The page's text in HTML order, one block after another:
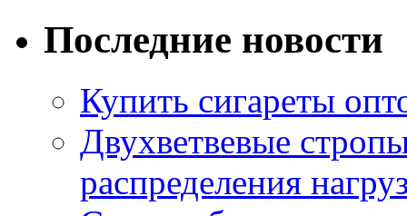
Последние новости
Купить сигареты
Двухветвевые
распределения